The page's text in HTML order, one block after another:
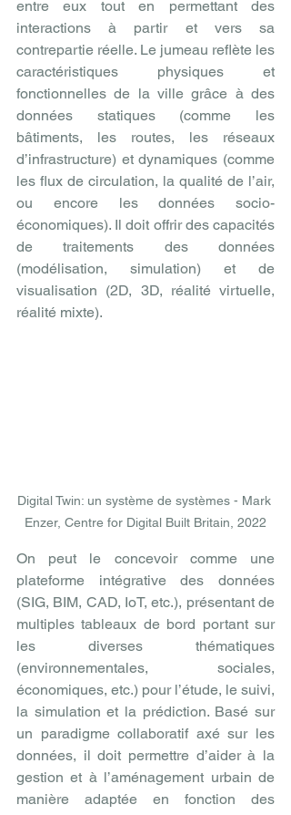
entre eux tout en permettant des
interactions à partir et vers sa
contrepartie réelle. Le jumeau reflète les
caractéristiques physiques et
fonctionnelles de la ville grâce à des
données statiques (comme les
bâtiments, les routes, les réseaux
d’infrastructure) et dynamiques (comme
les flux de circulation, la qualité de l’air,
ou encore les données socio-
économiques). Il doit offrir des capacités
de traitements des données
(modélisation, simulation) et de
visualisation (2D, 3D, réalité virtuelle,
réalité mixte).
Digital Twin: un système de systèmes - Mark
Enzer, Centre for Digital Built Britain, 2022
On peut le concevoir comme une
plateforme intégrative des données
(SIG, BIM, CAD, IoT, etc.), présentant de
multiples tableaux de bord portant sur
les diverses thématiques
(environnementales, sociales,
économiques, etc.) pour l’étude, le suivi,
la simulation et la prédiction. Basé sur
un paradigme collaboratif axé sur les
données, il doit permettre d’aider à la
gestion et à l’aménagement urbain de
manière adaptée en fonction des